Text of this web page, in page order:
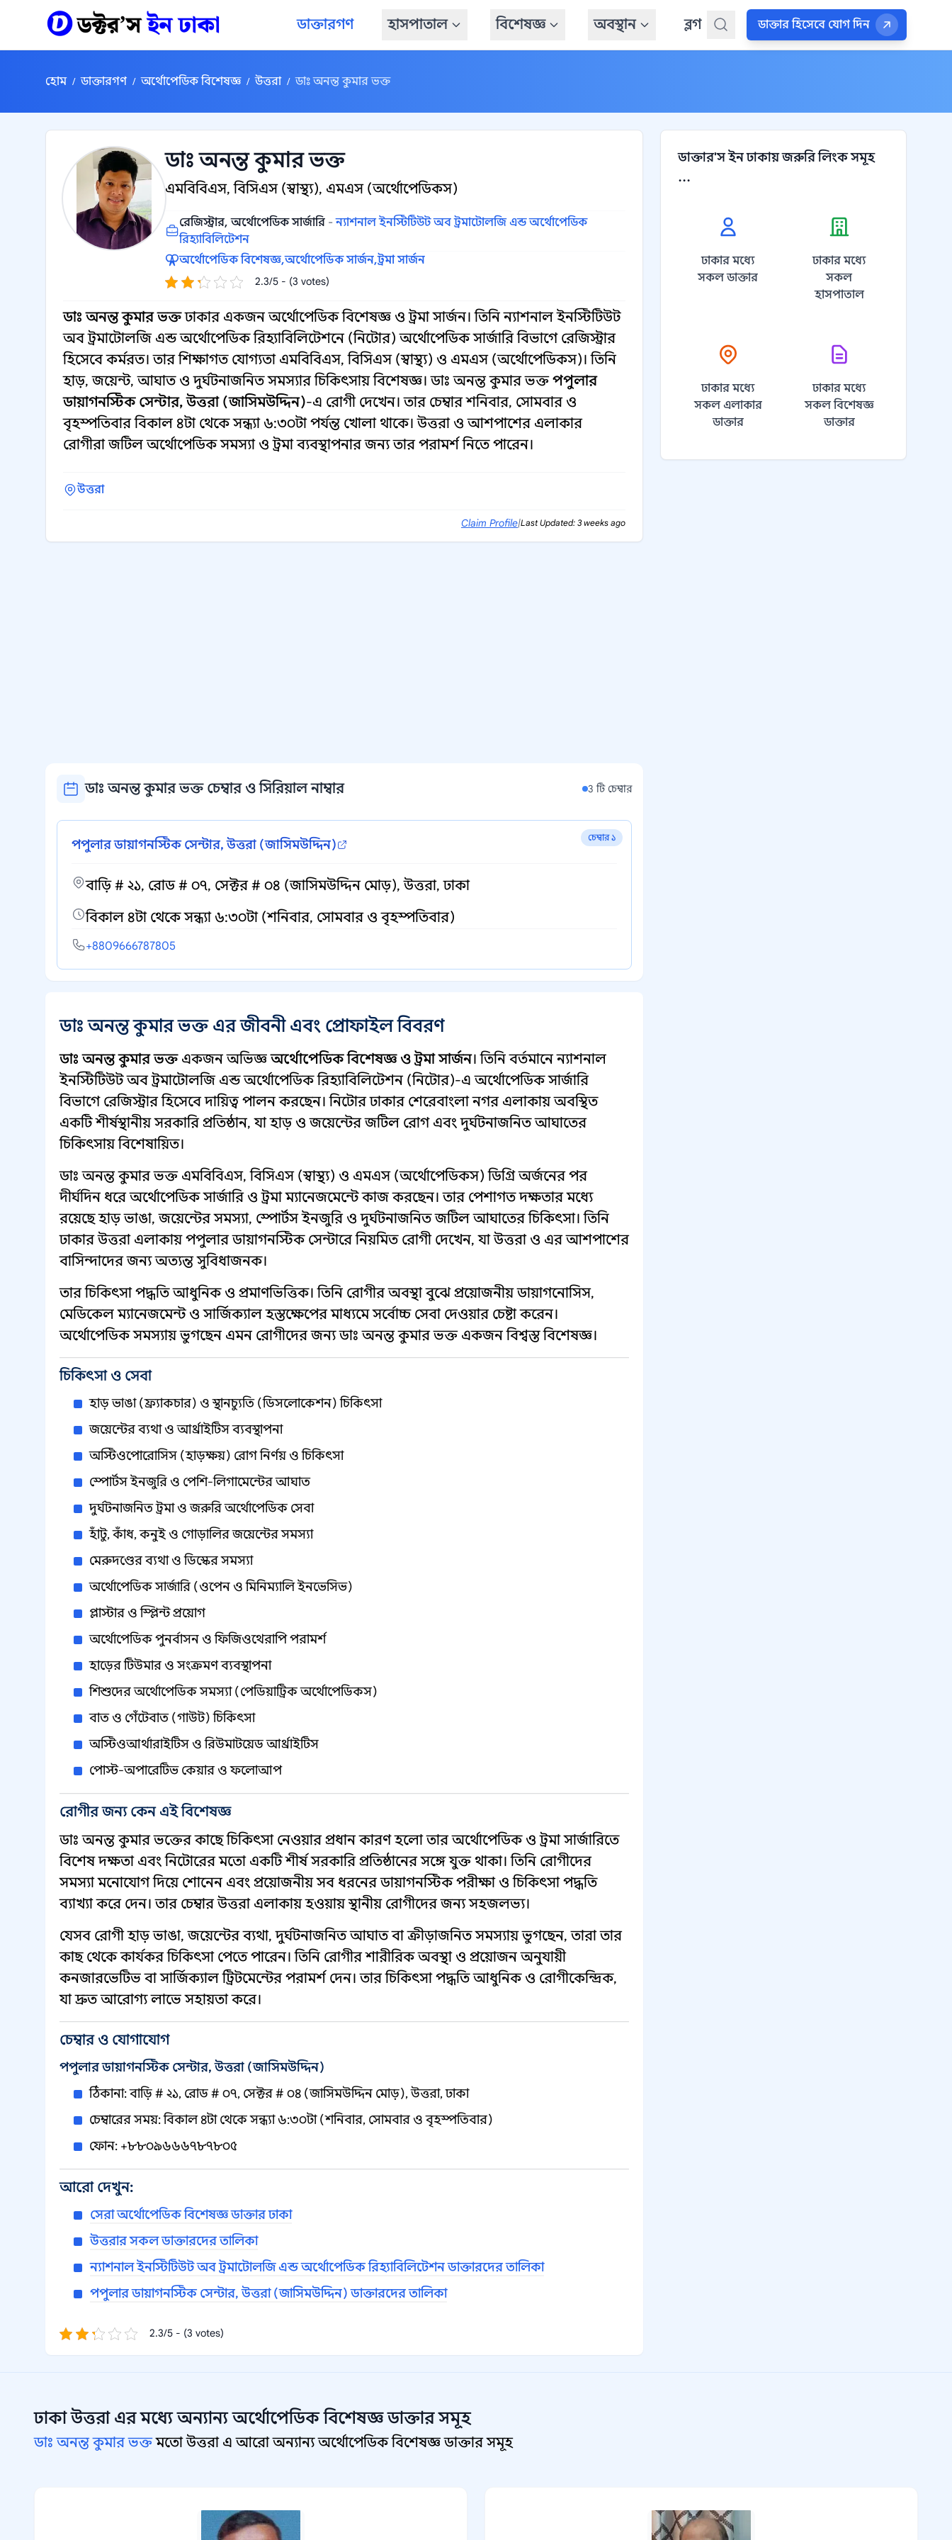
ডাক্তারগণ হাসপাতাল বিশেষজ্ঞ অবস্থান ব্লগ ডাক্তার হিসেবে যোগ দিন
হোম / ডাক্তারগণ / অর্থোপেডিক বিশেষজ্ঞ / উত্তরা / ডাঃ অনন্ত কুমার ভক্ত
ডাঃ অনন্ত কুমার ভক্ত
এমবিবিএস, বিসিএস (স্বাস্থ্য), এমএস (অর্থোপেডিকস)
রেজিস্ট্রার, অর্থোপেডিক সার্জারি -ন্যাশনাল ইনস্টিটিউট অব ট্রমাটোলজি এন্ড অর্থোপেডিক
রিহ্যাবিলিটেশন
অর্থোপেডিক বিশেষজ্ঞ,অর্থোপেডিক সার্জন,ট্রমা সার্জন
2.3/5 - (3 votes)
ডাঃ অনন্ত কুমার ভক্তঢাকার একজন অর্থোপেডিক বিশেষজ্ঞ ও ট্রমা সার্জন। তিনি ন্যাশনাল ইনস্টিটিউট
অব ট্রমাটোলজি এন্ড অর্থোপেডিক রিহ্যাবিলিটেশনে (নিটোর) অর্থোপেডিক সার্জারি বিভাগে রেজিস্ট্রার
হিসেবে কর্মরত। তার শিক্ষাগত যোগ্যতা এমবিবিএস, বিসিএস (স্বাস্থ্য) ও এমএস (অর্থোপেডিকস)। তিনি
হাড়, জয়েন্ট, আঘাত ও দুর্ঘটনাজনিত সমস্যার চিকিৎসায় বিশেষজ্ঞ। ডাঃ অনন্ত কুমার ভক্তপপুলার
ডায়াগনস্টিক সেন্টার, উত্তরা (জাসিমউদ্দিন)-এ রোগী দেখেন। তার চেম্বার শনিবার, সোমবার ও
বৃহস্পতিবার বিকাল ৪টা থেকে সন্ধ্যা ৬:৩০টা পর্যন্ত খোলা থাকে। উত্তরা ও আশপাশের এলাকার
রোগীরা জটিল অর্থোপেডিক সমস্যা ও ট্রমা ব্যবস্থাপনার জন্য তার পরামর্শ নিতে পারেন।
উত্তরা
Claim Profile|Last Updated: 3 weeks ago
ডাঃ অনন্ত কুমার ভক্ত চেম্বার ও সিরিয়াল নাম্বার 3 টি চেম্বার
চেম্বার ১
পপুলার ডায়াগনস্টিক সেন্টার, উত্তরা (জাসিমউদ্দিন)
বাড়ি # ২১, রোড # ০৭, সেক্টর # ০৪ (জাসিমউদ্দিন মোড়), উত্তরা, ঢাকা
বিকাল ৪টা থেকে সন্ধ্যা ৬:৩০টা (শনিবার, সোমবার ও বৃহস্পতিবার)
+8809666787805
ডাঃ অনন্ত কুমার ভক্ত এর জীবনী এবং প্রোফাইল বিবরণ
ডাঃ অনন্ত কুমার ভক্তএকজন অভিজ্ঞঅর্থোপেডিক বিশেষজ্ঞ ও ট্রমা সার্জন। তিনি বর্তমানে ন্যাশনাল
ইনস্টিটিউট অব ট্রমাটোলজি এন্ড অর্থোপেডিক রিহ্যাবিলিটেশন (নিটোর)-এ অর্থোপেডিক সার্জারি
বিভাগে রেজিস্ট্রার হিসেবে দায়িত্ব পালন করছেন। নিটোর ঢাকার শেরেবাংলা নগর এলাকায় অবস্থিত
একটি শীর্ষস্থানীয় সরকারি প্রতিষ্ঠান, যা হাড় ও জয়েন্টের জটিল রোগ এবং দুর্ঘটনাজনিত আঘাতের
চিকিৎসায় বিশেষায়িত।
ডাঃ অনন্ত কুমার ভক্ত এমবিবিএস, বিসিএস (স্বাস্থ্য) ও এমএস (অর্থোপেডিকস) ডিগ্রি অর্জনের পর
দীর্ঘদিন ধরে অর্থোপেডিক সার্জারি ও ট্রমা ম্যানেজমেন্টে কাজ করছেন। তার পেশাগত দক্ষতার মধ্যে
রয়েছে হাড় ভাঙা, জয়েন্টের সমস্যা, স্পোর্টস ইনজুরি ও দুর্ঘটনাজনিত জটিল আঘাতের চিকিৎসা। তিনি
ঢাকার উত্তরা এলাকায় পপুলার ডায়াগনস্টিক সেন্টারে নিয়মিত রোগী দেখেন, যা উত্তরা ও এর আশপাশের
বাসিন্দাদের জন্য অত্যন্ত সুবিধাজনক।
তার চিকিৎসা পদ্ধতি আধুনিক ও প্রমাণভিত্তিক। তিনি রোগীর অবস্থা বুঝে প্রয়োজনীয় ডায়াগনোসিস,
মেডিকেল ম্যানেজমেন্ট ও সার্জিক্যাল হস্তক্ষেপের মাধ্যমে সর্বোচ্চ সেবা দেওয়ার চেষ্টা করেন।
অর্থোপেডিক সমস্যায় ভুগছেন এমন রোগীদের জন্য ডাঃ অনন্ত কুমার ভক্ত একজন বিশ্বস্ত বিশেষজ্ঞ।
চিকিৎসা ও সেবা
হাড় ভাঙা (ফ্র্যাকচার) ও স্থানচ্যুতি (ডিসলোকেশন) চিকিৎসা
জয়েন্টের ব্যথা ও আর্থ্রাইটিস ব্যবস্থাপনা
অস্টিওপোরোসিস (হাড়ক্ষয়) রোগ নির্ণয় ও চিকিৎসা
স্পোর্টস ইনজুরি ও পেশি-লিগামেন্টের আঘাত
দুর্ঘটনাজনিত ট্রমা ও জরুরি অর্থোপেডিক সেবা
হাঁটু, কাঁধ, কনুই ও গোড়ালির জয়েন্টের সমস্যা
মেরুদণ্ডের ব্যথা ও ডিস্কের সমস্যা
অর্থোপেডিক সার্জারি (ওপেন ও মিনিম্যালি ইনভেসিভ)
প্লাস্টার ও স্প্লিন্ট প্রয়োগ
অর্থোপেডিক পুনর্বাসন ও ফিজিওথেরাপি পরামর্শ
হাড়ের টিউমার ও সংক্রমণ ব্যবস্থাপনা
শিশুদের অর্থোপেডিক সমস্যা (পেডিয়াট্রিক অর্থোপেডিকস)
বাত ও গেঁটেবাত (গাউট) চিকিৎসা
অস্টিওআর্থারাইটিস ও রিউমাটয়েড আর্থ্রাইটিস
পোস্ট-অপারেটিভ কেয়ার ও ফলোআপ
রোগীর জন্য কেন এই বিশেষজ্ঞ
ডাঃ অনন্ত কুমার ভক্তের কাছে চিকিৎসা নেওয়ার প্রধান কারণ হলো তার অর্থোপেডিক ও ট্রমা সার্জারিতে
বিশেষ দক্ষতা এবং নিটোরের মতো একটি শীর্ষ সরকারি প্রতিষ্ঠানের সঙ্গে যুক্ত থাকা। তিনি রোগীদের
সমস্যা মনোযোগ দিয়ে শোনেন এবং প্রয়োজনীয় সব ধরনের ডায়াগনস্টিক পরীক্ষা ও চিকিৎসা পদ্ধতি
ব্যাখ্যা করে দেন। তার চেম্বার উত্তরা এলাকায় হওয়ায় স্থানীয় রোগীদের জন্য সহজলভ্য।
যেসব রোগী হাড় ভাঙা, জয়েন্টের ব্যথা, দুর্ঘটনাজনিত আঘাত বা ক্রীড়াজনিত সমস্যায় ভুগছেন, তারা তার
কাছ থেকে কার্যকর চিকিৎসা পেতে পারেন। তিনি রোগীর শারীরিক অবস্থা ও প্রয়োজন অনুযায়ী
কনজারভেটিভ বা সার্জিক্যাল ট্রিটমেন্টের পরামর্শ দেন। তার চিকিৎসা পদ্ধতি আধুনিক ও রোগীকেন্দ্রিক,
যা দ্রুত আরোগ্য লাভে সহায়তা করে।
চেম্বার ও যোগাযোগ
পপুলার ডায়াগনস্টিক সেন্টার, উত্তরা (জাসিমউদ্দিন)
ঠিকানা: বাড়ি # ২১, রোড # ০৭, সেক্টর # ০৪ (জাসিমউদ্দিন মোড়), উত্তরা, ঢাকা
চেম্বারের সময়: বিকাল ৪টা থেকে সন্ধ্যা ৬:৩০টা (শনিবার, সোমবার ও বৃহস্পতিবার)
ফোন: +৮৮০৯৬৬৬৭৮৭৮০৫
আরো দেখুন:
সেরা অর্থোপেডিক বিশেষজ্ঞ ডাক্তার ঢাকা
উত্তরার সকল ডাক্তারদের তালিকা
ন্যাশনাল ইনস্টিটিউট অব ট্রমাটোলজি এন্ড অর্থোপেডিক রিহ্যাবিলিটেশন ডাক্তারদের তালিকা
পপুলার ডায়াগনস্টিক সেন্টার, উত্তরা (জাসিমউদ্দিন) ডাক্তারদের তালিকা
2.3/5 - (3 votes)
ডাক্তার'স ইন ঢাকায় জরুরি লিংক সমূহ
...
ঢাকার মধ্যে
সকল ডাক্তার
ঢাকার মধ্যে
সকল
হাসপাতাল
ঢাকার মধ্যে
সকল এলাকার
ডাক্তার
ঢাকার মধ্যে
সকল বিশেষজ্ঞ
ডাক্তার
ঢাকা উত্তরা এর মধ্যে অন্যান্যঅর্থোপেডিক বিশেষজ্ঞ ডাক্তার সমূহ
ডাঃ অনন্ত কুমার ভক্তমতো উত্তরা এ আরো অন্যান্য অর্থোপেডিক বিশেষজ্ঞ ডাক্তার সমূহ